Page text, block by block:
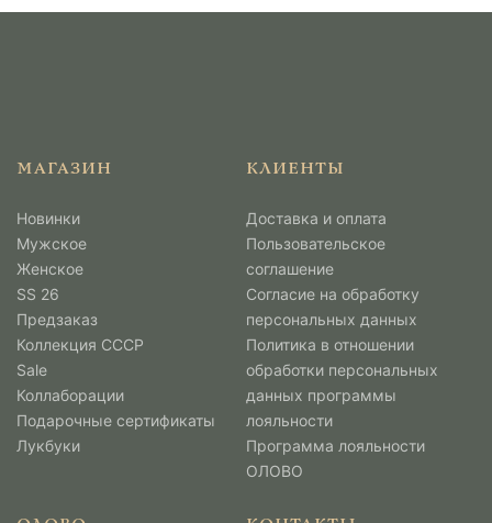
МАГАЗИН
Новинки
Мужcкое
Женское
SS 26
Предзаказ
Коллекция СССР
Sale
Коллаборации
Подарочные сертификаты
Лукбуки
КЛИЕНТЫ
Доставка и оплата
Пользовательское
соглашение
Согласие на обработку
персональных данных
Политика в отношении
обработки персональных
данных программы
лояльности
Программа лояльности
ОЛОВО